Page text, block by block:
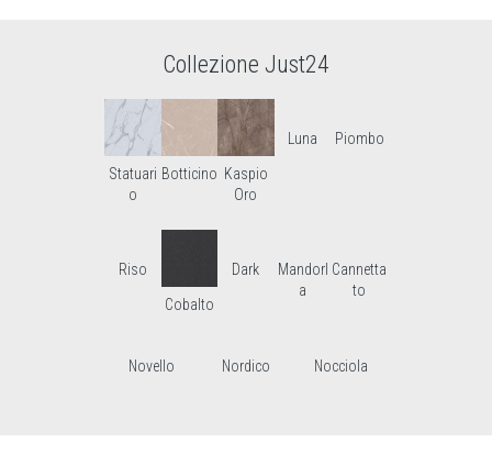
Collezione Just24
Statuari
o
Botticino Kaspio
Oro
Luna Piombo
Riso
Cobalto
Dark
Mandorl
a
Cannetta
to
Novello Nordico Nocciola